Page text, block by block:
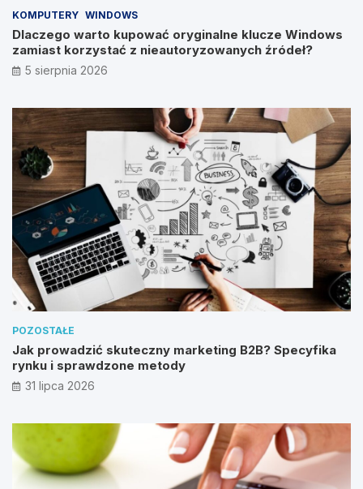
KOMPUTERY WINDOWS
Dlaczego warto kupować oryginalne klucze Windows
zamiast korzystać z nieautoryzowanych źródeł?
5 sierpnia 2026
POZOSTAŁE
Jak prowadzić skuteczny marketing B2B? Specyfika
rynku i sprawdzone metody
31 lipca 2026